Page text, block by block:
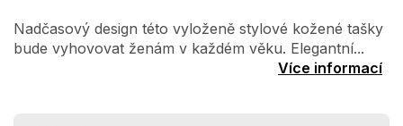
Nadčasový design této vyloženě stylové kožené tašky
bude vyhovovat ženám v každém věku. Elegantní...
Více informací